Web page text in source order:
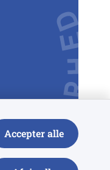
Accepter alle